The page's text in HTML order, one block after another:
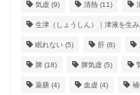
気虚 (9) 清熱 (11)
生津（しょうしん）｜津液を生
眠れない (5) 肝 (8)
脾 (18) 脾気虚 (5)
薬膳 (4) 血虚 (4) 補